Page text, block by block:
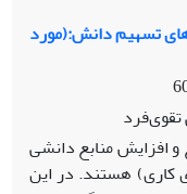
تسهیم دانش:(مورد
تقوی‌فرد
و افزایش منابع دانشی
کاری) هستند. در این